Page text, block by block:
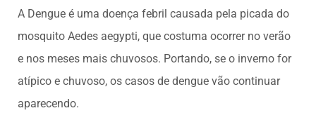
A Dengue é uma doença febril causada pela picada do
mosquito Aedes aegypti, que costuma ocorrer no verão
e nos meses mais chuvosos. Portando, se o inverno for
atípico e chuvoso, os casos de dengue vão continuar
aparecendo.